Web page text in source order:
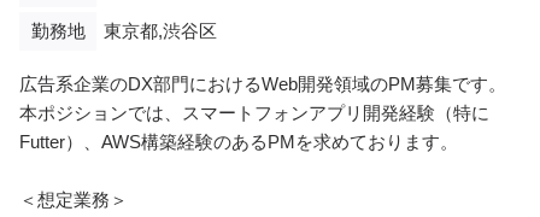
勤務地 東京都,渋谷区
広告系企業のDX部門におけるWeb開発領域のPM募集です。
本ポジションでは、スマートフォンアプリ開発経験（特に
Futter）、AWS構築経験のあるPMを求めております。
＜想定業務＞